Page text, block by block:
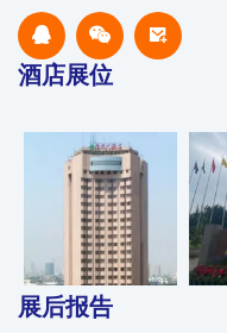
酒店展位
展后报告